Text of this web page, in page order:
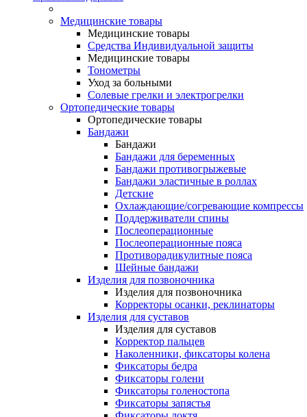
Медицинские товары
Медицинские товары
Средства Индивидуальной защиты
Медицинские товары
Тонометры
Уход за больными
Солевые грелки и электрогрелки
Ортопедические товары
Ортопедические товары
Бандажи
Бандажи
Бандажи для беременных
Бандажи противогрыжевые
Бандажи эластичные в роллах
Детские
Охлаждающие/согревающие компрессы
Поддерживатели спины
Послеоперационные
Послеоперационные пояса
Противорадикулитные пояса
Шейные бандажи
Изделия для позвоночника
Изделия для позвоночника
Корректоры осанки, реклинаторы
Изделия для суставов
Изделия для суставов
Корректор пальцев
Наколенники, фиксаторы колена
Фиксаторы бедра
Фиксаторы голени
Фиксаторы голеностопа
Фиксаторы запястья